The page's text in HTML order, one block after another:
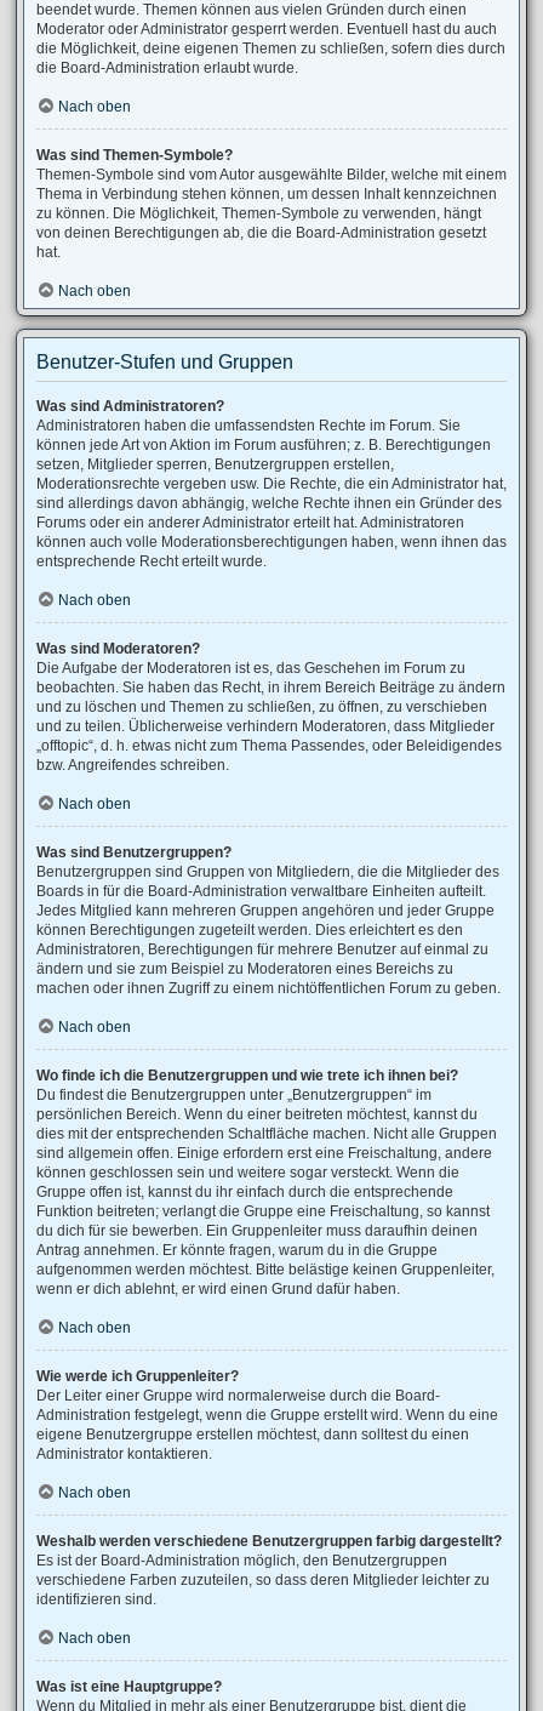
beendet wurde. Themen können aus vielen Gründen durch einen
Moderator oder Administrator gesperrt werden. Eventuell hast du auch
die Möglichkeit, deine eigenen Themen zu schließen, sofern dies durch
die Board-Administration erlaubt wurde.
Nach oben
Was sind Themen-Symbole?
Themen-Symbole sind vom Autor ausgewählte Bilder, welche mit einem
Thema in Verbindung stehen können, um dessen Inhalt kennzeichnen
zu können. Die Möglichkeit, Themen-Symbole zu verwenden, hängt
von deinen Berechtigungen ab, die die Board-Administration gesetzt
hat.
Nach oben
Benutzer-Stufen und Gruppen
Was sind Administratoren?
Administratoren haben die umfassendsten Rechte im Forum. Sie
können jede Art von Aktion im Forum ausführen; z. B. Berechtigungen
setzen, Mitglieder sperren, Benutzergruppen erstellen,
Moderationsrechte vergeben usw. Die Rechte, die ein Administrator hat,
sind allerdings davon abhängig, welche Rechte ihnen ein Gründer des
Forums oder ein anderer Administrator erteilt hat. Administratoren
können auch volle Moderationsberechtigungen haben, wenn ihnen das
entsprechende Recht erteilt wurde.
Nach oben
Was sind Moderatoren?
Die Aufgabe der Moderatoren ist es, das Geschehen im Forum zu
beobachten. Sie haben das Recht, in ihrem Bereich Beiträge zu ändern
und zu löschen und Themen zu schließen, zu öffnen, zu verschieben
und zu teilen. Üblicherweise verhindern Moderatoren, dass Mitglieder
„offtopic“, d. h. etwas nicht zum Thema Passendes, oder Beleidigendes
bzw. Angreifendes schreiben.
Nach oben
Was sind Benutzergruppen?
Benutzergruppen sind Gruppen von Mitgliedern, die die Mitglieder des
Boards in für die Board-Administration verwaltbare Einheiten aufteilt.
Jedes Mitglied kann mehreren Gruppen angehören und jeder Gruppe
können Berechtigungen zugeteilt werden. Dies erleichtert es den
Administratoren, Berechtigungen für mehrere Benutzer auf einmal zu
ändern und sie zum Beispiel zu Moderatoren eines Bereichs zu
machen oder ihnen Zugriff zu einem nichtöffentlichen Forum zu geben.
Nach oben
Wo finde ich die Benutzergruppen und wie trete ich ihnen bei?
Du findest die Benutzergruppen unter „Benutzergruppen“ im
persönlichen Bereich. Wenn du einer beitreten möchtest, kannst du
dies mit der entsprechenden Schaltfläche machen. Nicht alle Gruppen
sind allgemein offen. Einige erfordern erst eine Freischaltung, andere
können geschlossen sein und weitere sogar versteckt. Wenn die
Gruppe offen ist, kannst du ihr einfach durch die entsprechende
Funktion beitreten; verlangt die Gruppe eine Freischaltung, so kannst
du dich für sie bewerben. Ein Gruppenleiter muss daraufhin deinen
Antrag annehmen. Er könnte fragen, warum du in die Gruppe
aufgenommen werden möchtest. Bitte belästige keinen Gruppenleiter,
wenn er dich ablehnt, er wird einen Grund dafür haben.
Nach oben
Wie werde ich Gruppenleiter?
Der Leiter einer Gruppe wird normalerweise durch die Board-
Administration festgelegt, wenn die Gruppe erstellt wird. Wenn du eine
eigene Benutzergruppe erstellen möchtest, dann solltest du einen
Administrator kontaktieren.
Nach oben
Weshalb werden verschiedene Benutzergruppen farbig dargestellt?
Es ist der Board-Administration möglich, den Benutzergruppen
verschiedene Farben zuzuteilen, so dass deren Mitglieder leichter zu
identifizieren sind.
Nach oben
Was ist eine Hauptgruppe?
Wenn du Mitglied in mehr als einer Benutzergruppe bist, dient die